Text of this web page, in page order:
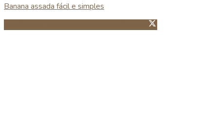
Banana assada fácil e simples
Guardar no Pinterest